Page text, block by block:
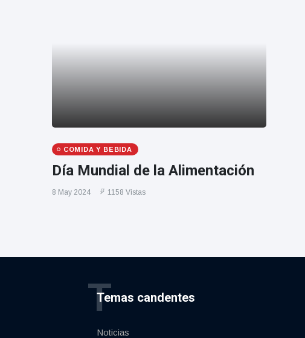
COMIDA Y BEBIDA
Día Mundial de la Alimentación
8 May 2024 1158 Vistas
Temas candentes
T
Noticias